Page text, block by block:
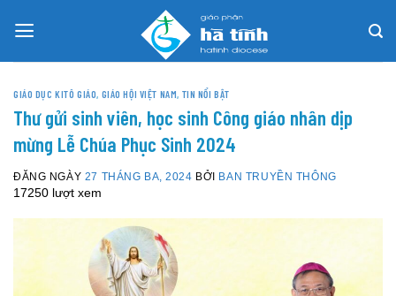
GIÁO DỤC KITÔ GIÁO, GIÁO HỘI VIỆT NAM, TIN NỔI BẬT
Thư gửi sinh viên, học sinh Công giáo nhân dịp
mừng Lễ Chúa Phục Sinh 2024
ĐĂNG NGÀY 27 THÁNG BA, 2024 BỞI BAN TRUYỀN THÔNG
17250 lượt xem